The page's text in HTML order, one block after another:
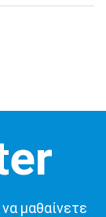
μαθαίνετε